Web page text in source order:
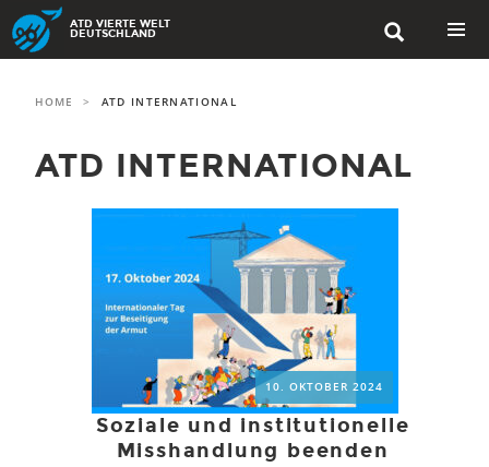
Skip to content

ATD VIERTE WELT
DEUTSCHLAND
HOME > ATD INTERNATIONAL
ATD INTERNATIONAL
10. OKTOBER 2024
Soziale und institutionelle
Misshandlung beenden